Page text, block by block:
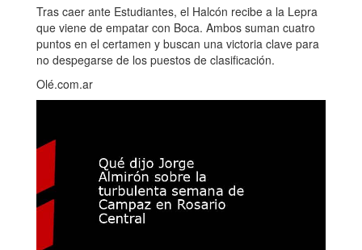
Tras caer ante Estudiantes, el Halcón recibe a la Lepra
que viene de empatar con Boca. Ambos suman cuatro
puntos en el certamen y buscan una victoria clave para
no despegarse de los puestos de clasificación.
Olé.com.ar